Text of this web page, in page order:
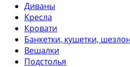
Диваны
Кресла
Кровати
Банкетки, кушетки,
Вешалки
Подстолья